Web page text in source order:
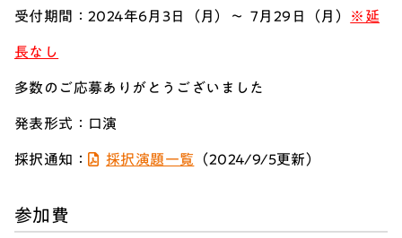
受付期間：2024年6月3日（月）～ 7 月29日（月） ※延
長なし
多数のご応募ありがとうございました
発表形式：口演
採択通知： 採択演題一覧 （2024/9/5更新）
参加費